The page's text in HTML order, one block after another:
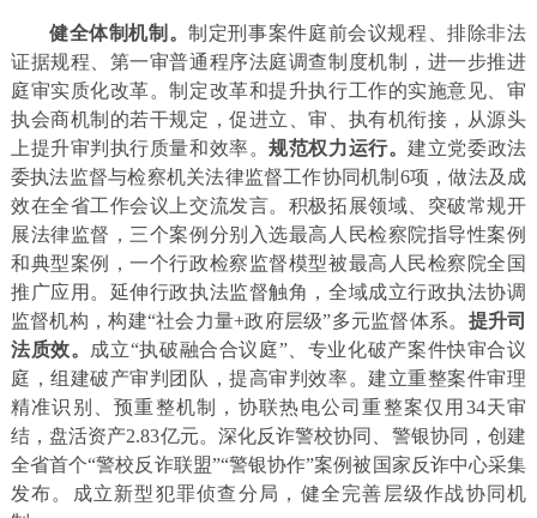
健全体制机制。制定刑事案件庭前会议规程、排除非法
证据规程、第一审普通程序法庭调查制度机制，进一步推进
庭审实质化改革。制定改革和提升执行工作的实施意见、审
执会商机制的若干规定，促进立、审、执有机衔接，从源头
上提升审判执行质量和效率。规范权力运行。建立党委政法
委执法监督与检察机关法律监督工作协同机制6项，做法及成
效在全省工作会议上交流发言。积极拓展领域、突破常规开
展法律监督，三个案例分别入选最高人民检察院指导性案例
和典型案例，一个行政检察监督模型被最高人民检察院全国
推广应用。延伸行政执法监督触角，全域成立行政执法协调
监督机构，构建“社会力量+政府层级”多元监督体系。 提升司
法质效。 成立“执破融合合议庭”、专业化破产案件快审合议
庭，组建破产审判团队，提高审判效率。建立重整案件审理
精准识别、预重整机制，协联热电公司重整案仅用34天审
结，盘活资产2.83亿元。深化反诈警校协同、警银协同，创建
全省首个“警校反诈联盟”“警银协作”案例被国家反诈中心采集
发布。成立新型犯罪侦查分局，健全完善层级作战协同机